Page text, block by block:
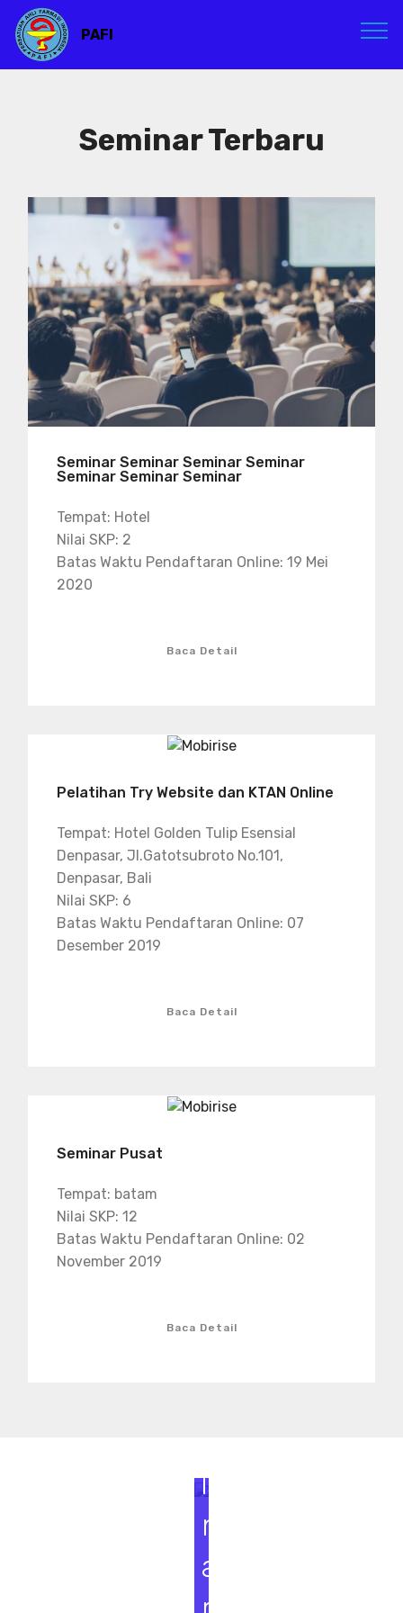
PAFI
Seminar Terbaru
Seminar Seminar Seminar Seminar
Seminar Seminar Seminar
Tempat: Hotel
Nilai SKP: 2
Batas Waktu Pendaftaran Online: 19 Mei
2020
Baca Detail
Pelatihan Try Website dan KTAN Online
Tempat: Hotel Golden Tulip Esensial
Denpasar, Jl.Gatotsubroto No.101,
Denpasar, Bali
Nilai SKP: 6
Batas Waktu Pendaftaran Online: 07
Desember 2019
Baca Detail
Seminar Pusat
Tempat: batam
Nilai SKP: 12
Batas Waktu Pendaftaran Online: 02
November 2019
Baca Detail
i
n
a